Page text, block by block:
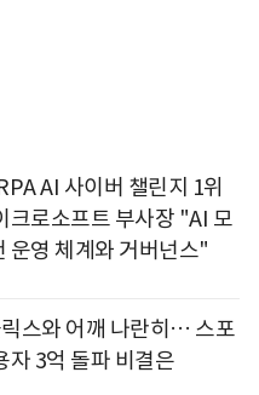
AI 사이버 챌린지 1위
크로소프트 부사장 "AI 모
운영 체계와 거버넌스"
스와 어깨 나란히… 스포
자 3억 돌파 비결은